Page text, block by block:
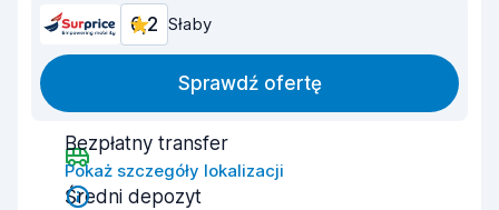
6,2 Słaby
Sprawdź ofertę
Bezpłatny transfer
Pokaż szczegóły lokalizacji
Średni depozyt